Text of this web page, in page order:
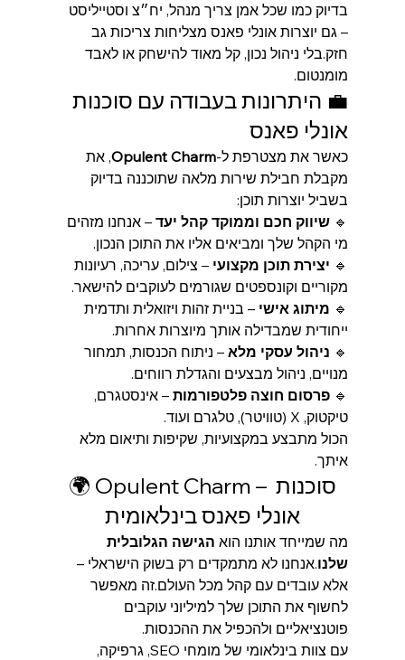
בדיוק כמו שכל אמן צריך מנהל, יח״צ וסטייליסט
– גם יוצרות אונלי פאנס מצליחות צריכות גב
חזק.בלי ניהול נכון, קל מאוד להישחק או לאבד
מומנטום.
💼 היתרונות בעבודה עם סוכנות
אונלי פאנס
כאשר את מצטרפת ל-Opulent Charm, את
מקבלת חבילת שירות מלאה שתוכננה בדיוק
בשביל יוצרות תוכן:
🔹 שיווק חכם וממוקד קהל יעד – אנחנו מזהים
מי הקהל שלך ומביאים אליו את התוכן הנכון.
🔹 יצירת תוכן מקצועי – צילום, עריכה, רעיונות
מקוריים וקונספטים שגורמים לעוקבים להישאר.
🔹 מיתוג אישי – בניית זהות ויזואלית ותדמית
ייחודית שמבדילה אותך מיוצרות אחרות.
🔹 ניהול עסקי מלא – ניתוח הכנסות, תמחור
מנויים, ניהול מבצעים והגדלת רווחים.
🔹 פרסום חוצה פלטפורמות – אינסטגרם,
טיקטוק, X (טוויטר), טלגרם ועוד.
הכול מתבצע במקצועיות, שקיפות ותיאום מלא
איתך.
🌍 Opulent Charm – סוכנות
אונלי פאנס בינלאומית
מה שמייחד אותנו הוא הגישה הגלובלית
שלנו.אנחנו לא מתמקדים רק בשוק הישראלי –
אלא עובדים עם קהל מכל העולם.זה מאפשר
לחשוף את התוכן שלך למיליוני עוקבים
פוטנציאליים ולהכפיל את ההכנסות.
עם צוות בינלאומי של מומחי SEO, גרפיקה,